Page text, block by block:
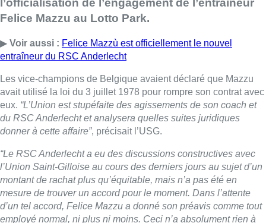
l’Union Saint-Gilloise au cours des derniers jours au sujet d’un
montant de rachat plus qu’équitable, mais n’a pas été en
d’un tel accord, Felice Mazzu a donné son préavis comme tout
employé normal, ni plus ni moins. Ceci n’a absolument rien à
voir avec le fait qu’un joueur utilise la loi de 1978 pour quitter
son club sans indemnité de transfert”, précise-t-on du côté de
Neerpede.
“La direction des Mauve et Blanc compte bien trouver un
accord qui arrange toutes les parties”, peut-on encore lire dans
■ Les explications deGuillaume Raedts, journaliste
Rossel Sport, interrogé parYassine Mossati
Belga